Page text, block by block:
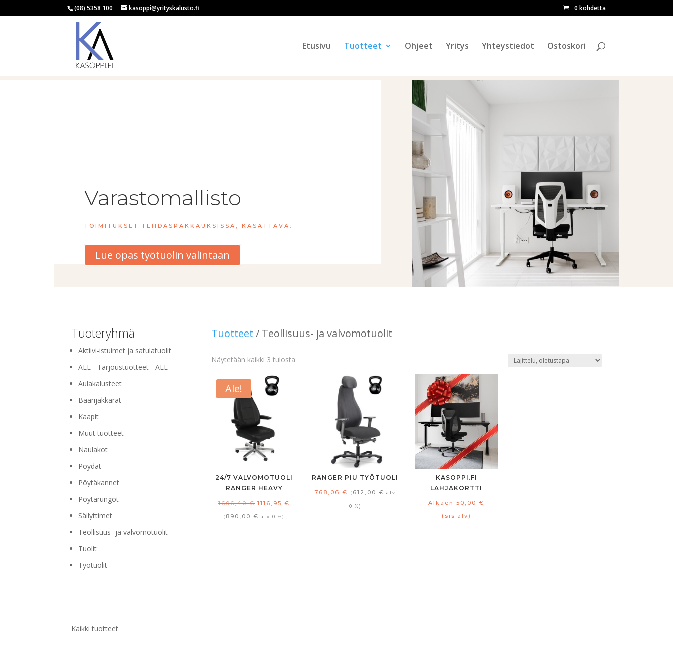
(08) 5358 100 kasoppi@yrityskalusto.fi 0 kohdetta
Etusivu Tuotteet Ohjeet Yritys Yhteystiedot Ostoskori
Products
Varastomallisto
TOIMITUKSET TEHDASPAKKAUKSISSA, KASATTAVA.
Lue opas työtuolin valintaan
Tuoteryhmä
Aktiivi-istuimet ja satulatuolit
ALE - Tarjoustuotteet - ALE
Aulakalusteet
Baarijakkarat
Kaapit
Muut tuotteet
Naulakot
Pöydät
Pöytäkannet
Pöytärungot
Säilyttimet
Teollisuus- ja valvomotuolit
Tuolit
Työtuolit
Kaikki tuotteet
Tuotteet / Teollisuus- ja valvomotuolit
Näytetään kaikki 3 tulosta
Ale!
24/7 VALVOMOTUOLI
RANGER HEAVY
1606,40€ Alkuperäinen
hinta
1116,95€
( 890,00€ alv 0 %)
RANGER PIU TYÖTUOLI
768,06€ ( 612,00€ alv
0 %)
KASOPPI.FI
LAHJAKORTTI
Alkaen50,00€
(sis.alv)